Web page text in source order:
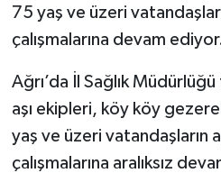
75 yaş ve üzeri
çalışmalarına devam
Ağrı’da İl Sağlık
aşı ekipleri, köy köy
yaş ve üzeri vatandaşların
çalışmalarına aralıksız